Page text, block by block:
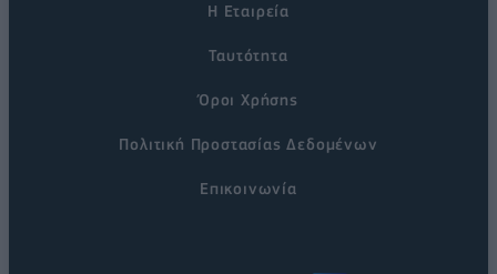
Η Εταιρεία
Ταυτότητα
Όροι Χρήσης
Πολιτική Προστασίας Δεδομένων
Επικοινωνία